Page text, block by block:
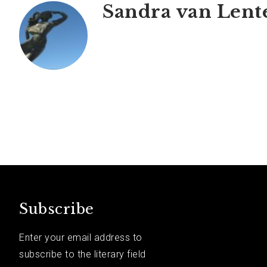
Sandra van
Subscribe
Enter your email address to
subscribe to the literary field